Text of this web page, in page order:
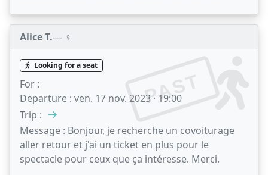
Alice T.— ♀️
PAST
Looking for a seat
For :
Departure : ven. 17 nov. 2023 · 19:00
Trip : →
Message : Bonjour, je recherche un covoiturage
aller retour et j'ai un ticket en plus pour le
spectacle pour ceux que ça intéresse. Merci.